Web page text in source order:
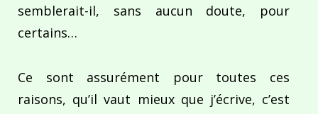
semblerait-il, sans aucun doute, pour
certains…
Ce sont assurément pour toutes ces
raisons, qu’il vaut mieux que j’écrive, c’est